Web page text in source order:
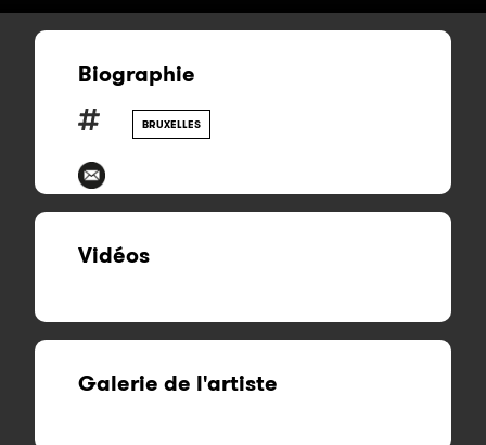
Biographie
BRUXELLES
Vidéos
Galerie de l'artiste